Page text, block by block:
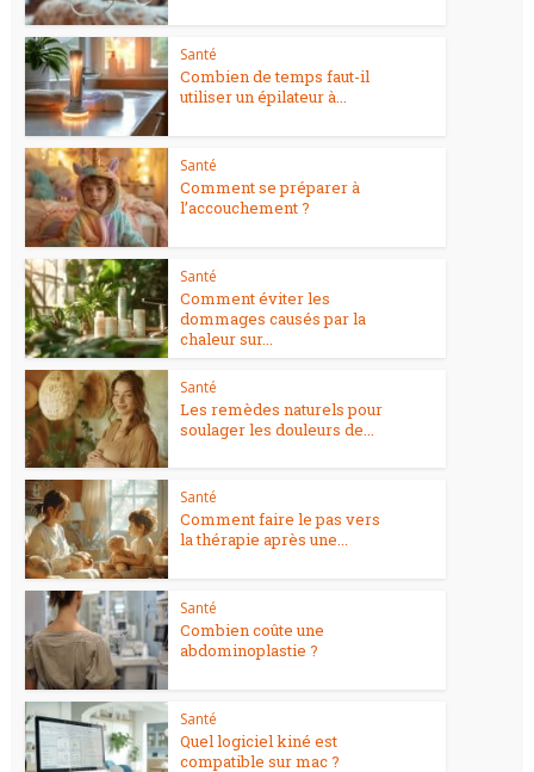
Santé
Combien de temps faut-il
utiliser un épilateur à...
Santé
Comment se préparer à
l’accouchement ?
Santé
Comment éviter les
dommages causés par la
chaleur sur...
Santé
Les remèdes naturels pour
soulager les douleurs de...
Santé
Comment faire le pas vers
la thérapie après une...
Santé
Combien coûte une
abdominoplastie ?
Santé
Quel logiciel kiné est
compatible sur mac ?